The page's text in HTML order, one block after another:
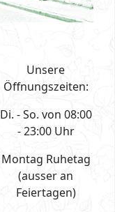
Unsere
Öffnungszeiten:
Di. - So. von 08:00
- 23:00 Uhr
Montag Ruhetag
(ausser an
Feiertagen)